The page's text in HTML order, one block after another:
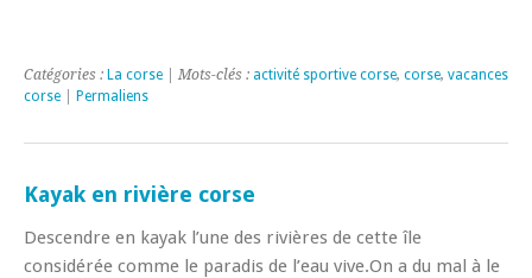
Catégories : La corse | Mots-clés : activité sportive corse, corse, vacances
corse
Permaliens
Kayak en rivière corse
Descendre en kayak l’une des rivières de cette île
considérée comme le paradis de l’eau vive.On a du mal à le